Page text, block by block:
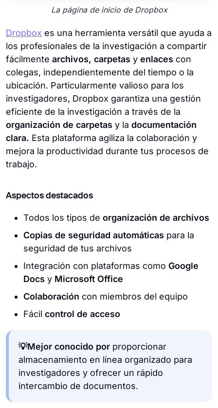
La página de inicio de Dropbox
Dropbox es una herramienta versátil que ayuda a
los profesionales de la investigación a compartir
fácilmente archivos, carpetas y enlaces con
colegas, independientemente del tiempo o la
ubicación. Particularmente valioso para los
investigadores, Dropbox garantiza una gestión
eficiente de la investigación a través de la
organización de carpetas y la documentación
clara. Esta plataforma agiliza la colaboración y
mejora la productividad durante tus procesos de
trabajo.
Aspectos destacados
Todos los tipos de organización de archivos
Copias de seguridad automáticas para la
seguridad de tus archivos
Integración con plataformas como Google
Docs y Microsoft Office
Colaboración con miembros del equipo
Fácil control de acceso
💡Mejor conocido por proporcionar
almacenamiento en línea organizado para
investigadores y ofrecer un rápido
intercambio de documentos.